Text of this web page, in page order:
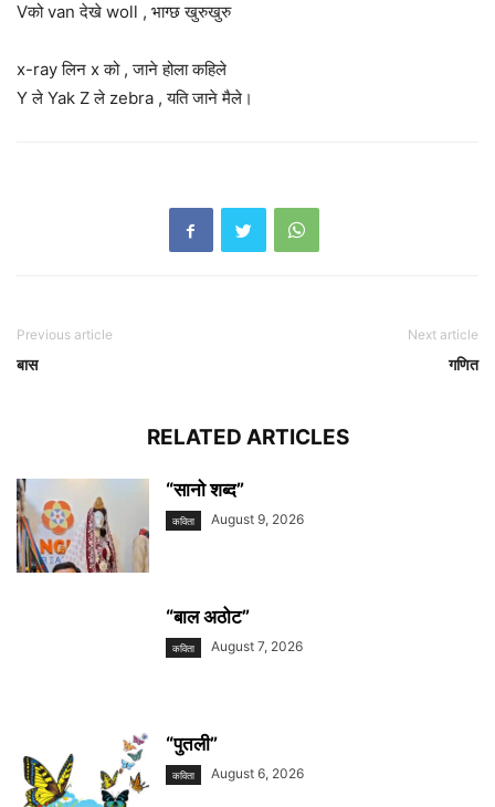
Vको van देखे woll , भाग्छ खुरुखुरु
x-ray लिन x को , जाने होला कहिले
Y ले Yak Z ले zebra , यति जाने मैले।
Previous article
बास
Next article
गणित
RELATED ARTICLES
“सानाे शब्द”
कविता August 9, 2026
“बाल अठोट”
कविता August 7, 2026
“पुतली”
कविता August 6, 2026